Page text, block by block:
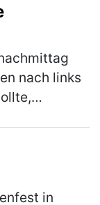
r…
nach links
in